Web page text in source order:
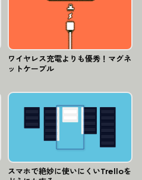
ワイヤレス充電よりも優秀！マグネ
ットケーブル
スマホで絶妙に使いにくいTrelloを